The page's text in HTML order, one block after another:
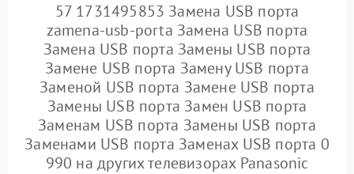
57 1731495853 Замена USB порта
zamena-usb-porta Замена USB порта
Замена USB порта Замены USB порта
Замене USB порта Замену USB порта
Заменой USB порта Замене USB порта
Замены USB порта Замен USB порта
Заменам USB порта Замены USB порта
Заменами USB порта Заменах USB порта 0
990 на других телевизорах Panasonic